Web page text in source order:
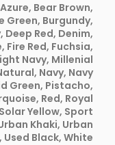
Azure, Bear Brown,
Green, Burgundy,
, Deep Red, Denim,
, Fire Red, Fuchsia,
Navy, Millenial
, Navy, Navy
Green, Pistacho,
, Red, Royal
Solar Yellow, Sport
Khaki, Urban
, Used Black, White